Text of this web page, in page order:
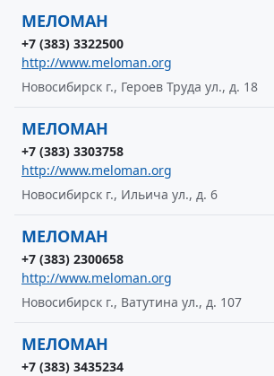
МЕЛОМАН
+7 (383) 3322500
http://www.meloman.org
Новосибирск г., Героев Труда ул., д. 18
МЕЛОМАН
+7 (383) 3303758
http://www.meloman.org
Новосибирск г., Ильича ул., д. 6
МЕЛОМАН
+7 (383) 2300658
http://www.meloman.org
Новосибирск г., Ватутина ул., д. 107
МЕЛОМАН
+7 (383) 3435234